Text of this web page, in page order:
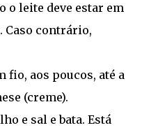
o leite deve estar em
Caso contrário,
fio, aos poucos, até a
(creme).
e sal e bata. Está